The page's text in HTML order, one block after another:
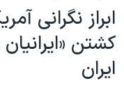
اصلی
جهش
صفحه
ایران
آمریکا
جهان
برنامه های تلویزیونی
جدول برنامه ها
صفحه‌های ویژه
ابراز نگرانی
کشتن
ایران